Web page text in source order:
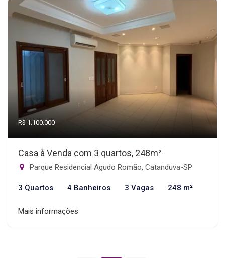
R$ 1.100.000
Casa à Venda com 3 quartos, 248m²
Parque Residencial Agudo Romão, Catanduva-SP
3 Quartos 4 Banheiros 3 Vagas 248 m²
Mais informações